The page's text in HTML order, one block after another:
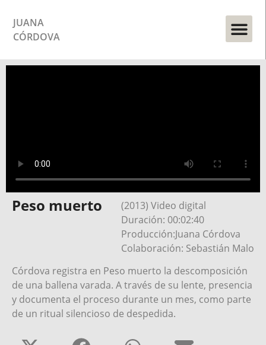
JUANA
CÓRDOVA
Peso muerto
(2013) Video digital
Duración: 00:02:40
Producción:Juana Córdova
Colaboración: Sebastián Malo
Córdova registra en Peso muerto la descomposición
de una ballena varada. A través de su lente, presencia
y documenta el proceso durante un mes, como parte
de un ritual silencioso de despedida.